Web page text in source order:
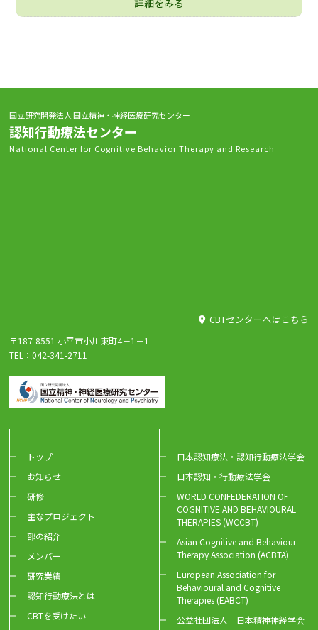
詳細をみる
国立研究開発法人 国立精神・神経医療研究センター
認知行動療法センター
National Center for Cognitive Behavior Therapy and Research
CBTセンターへはこちら
〒187-8551 小平市小川東町4－1－1
TEL：042-341-2711
トップ
お知らせ
研修
主なプロジェクト
部の紹介
メンバー
研究業績
認知行動療法とは
CBTを受けたい
日本認知療法・認知行動療法学会
日本認知・行動療法学会
WORLD CONFEDERATION OF
COGNITIVE AND BEHAVIOURAL
THERAPIES (WCCBT)
Asian Cognitive and Behaviour
Therapy Association (ACBTA)
European Association for
Behavioural and Cognitive
Therapies (EABCT)
公益社団法人 日本精神神経学会